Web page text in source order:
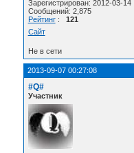
Зарегистрирован: 2012-03-14
Сообщений: 2,875
Рейтинг: 121
Сайт
Не в сети
2013-09-07 00:27:08
#Q#
Участник